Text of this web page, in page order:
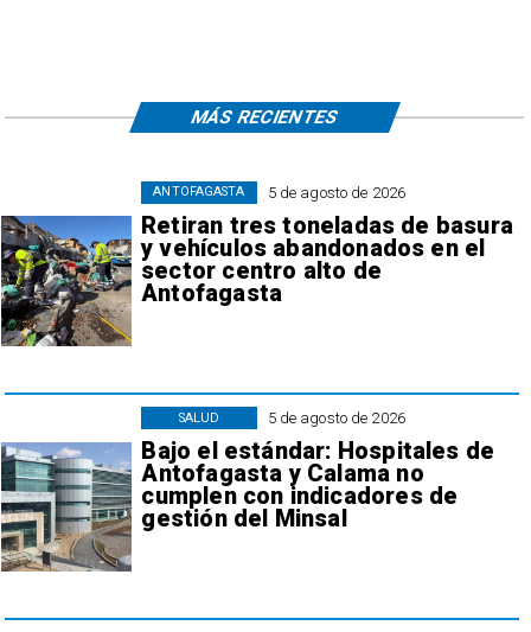
5 de agosto de 2026
Retiran tres toneladas de basura
y vehículos abandonados en el
sector centro alto de
Antofagasta
ANTOFAGASTA
5 de agosto de 2026
Bajo el estándar: Hospitales de
Antofagasta y Calama no
cumplen con indicadores de
gestión del Minsal
SALUD
MÁS RECIENTES